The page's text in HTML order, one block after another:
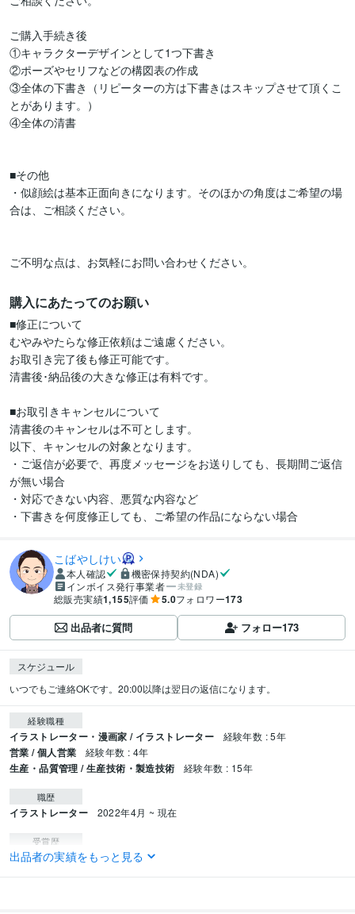
ご購入手続き後
①キャラクターデザインとして1つ下書き
②ポーズやセリフなどの構図表の作成
③全体の下書き（リピーターの方は下書きはスキップさせて頂くこ
とがあります。）
④全体の清書
■その他
・似顔絵は基本正面向きになります。そのほかの角度はご希望の場
合は、ご相談ください。
ご不明な点は、お気軽にお問い合わせください。
購入にあたってのお願い
■修正について
むやみやたらな修正依頼はご遠慮ください。
お取引き完了後も修正可能です。
清書後･納品後の大きな修正は有料です。
■お取引きキャンセルについて
清書後のキャンセルは不可とします。
以下、キャンセルの対象となります。
・ご返信が必要で、再度メッセージをお送りしても、長期間ご返信
が無い場合
・対応できない内容、悪質な内容など
・下書きを何度修正しても、ご希望の作品にならない場合
こばやしけい
本人確認
機密保持契約(NDA)
インボイス発行事業者
未登録
総販売実績1,155評価 5.0フォロワー173
出品者に質問 フォロー173
スケジュール
経験職種
イラストレーター・漫画家 / イラストレーター 経験年数 : 5年
営業 / 個人営業 経験年数 : 4年
生産・品質管理 / 生産技術・製造技術 経験年数 : 15年
職歴
イラストレーター 2022年4月 ~ 現在
受賞歴
2021年プラチナランク昇格
出品者の実績をもっと見る